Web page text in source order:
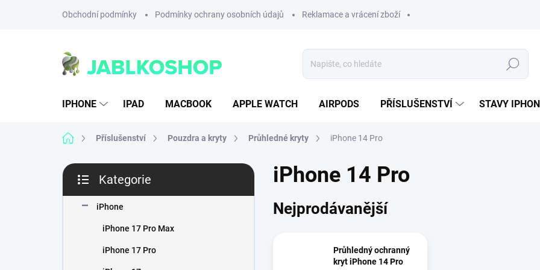
Obchodní podmínky Podmínky ochrany osobních údajů Reklamace a vrácení zboží
Hledat
IPHONE IPAD MACBOOK APPLE WATCH AIRPODS PŘÍSLUŠENSTVÍ STAVY
Domů Příslušenství Pouzdra a kryty Průhledné kryty iPhone 14 Pro
P
s
kategorie
Kategorie
iPhone
iPhone 17 Pro Max
iPhone 17 Pro
iPhone 14 Pro
Nejprodávanější
Průhledný ochranný
kryt iPhone 14 Pro